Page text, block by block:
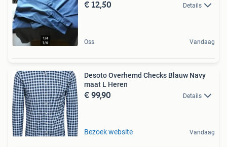
€ 12,50 Details
Oss Vandaag
Desoto Overhemd Checks Blauw Navy
maat L Heren
€ 99,90 Details
Bezoek website Vandaag